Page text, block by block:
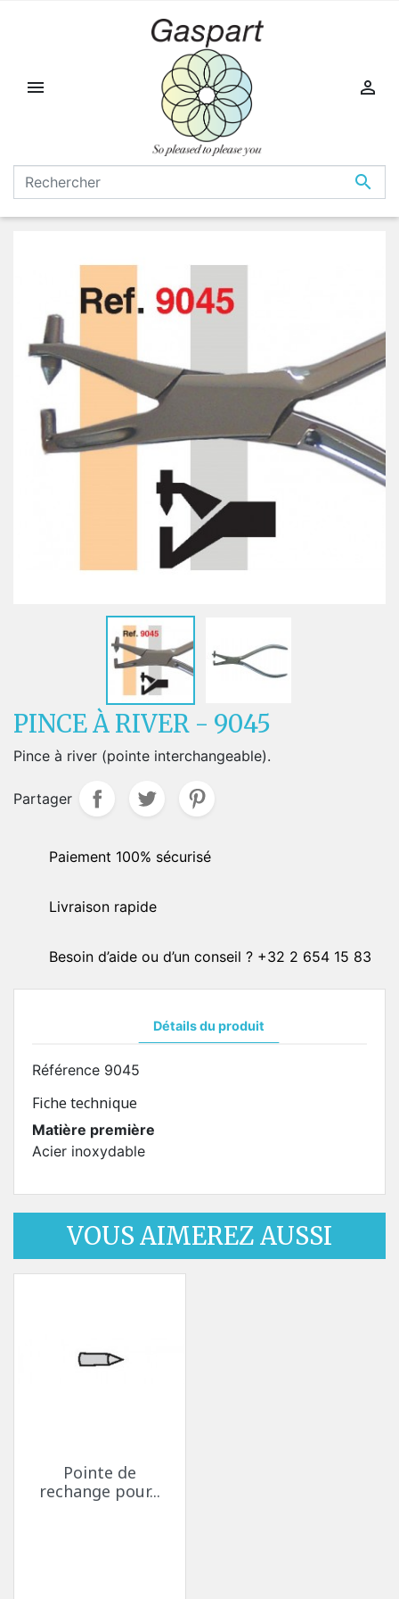



PINCE À RIVER - 9045
Pince à river (pointe interchangeable).
Partager
Paiement 100% sécurisé
Livraison rapide
Besoin d’aide ou d’un conseil ? +32 2 654 15 83
Détails du produit
Référence 9045
Fiche technique
Matière première
Acier inoxydable
VOUS AIMEREZ AUSSI
Pointe de
rechange pour...